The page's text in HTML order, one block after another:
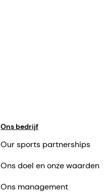
Ons bedrijf
Our sports partnerships
Ons doel en onze waarden
Ons management